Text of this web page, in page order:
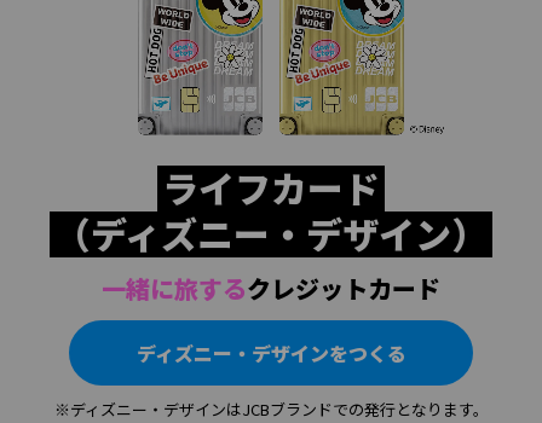
ライフカード
（ディズニー・デザイン）
一緒に旅するクレジットカード
ディズニー・デザインをつくる
※ディズニー・デザインはJCBブランドでの発行となります。